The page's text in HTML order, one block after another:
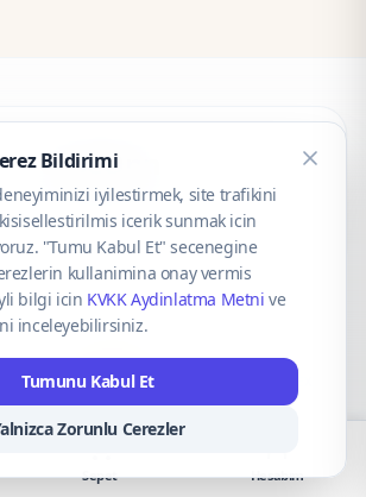
CaseOnn
CaseOnn. Tüm hakları saklıdır.
VISA Mastercard
Bildirimi
iyilestirmek, site trafikini
icerik sunmak icin
"Tumu Kabul Et" secenegine
kullanimina onay vermis
bilgi icin KVKK Aydinlatma Metni ve
inceleyebilirsiniz.
Tumunu Kabul Et
Zorunlu Cerezler
Sepet Hesabım